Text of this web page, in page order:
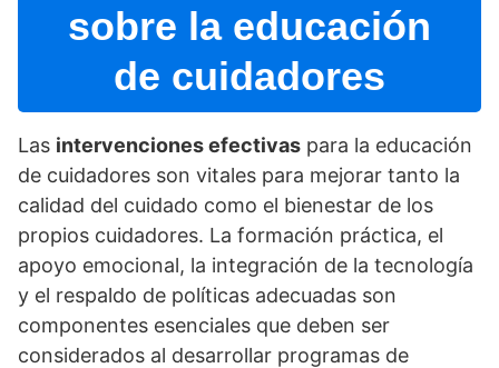
sobre la educación
de cuidadores
Las intervenciones efectivas para la educación
de cuidadores son vitales para mejorar tanto la
calidad del cuidado como el bienestar de los
propios cuidadores. La formación práctica, el
apoyo emocional, la integración de la tecnologí­a
y el respaldo de polí­ticas adecuadas son
componentes esenciales que deben ser
considerados al desarrollar programas de